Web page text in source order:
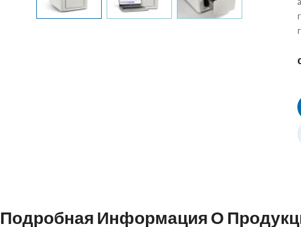
Подробная Информация О